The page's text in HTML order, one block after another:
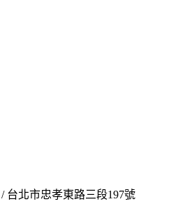
台北市忠孝東路三段197號